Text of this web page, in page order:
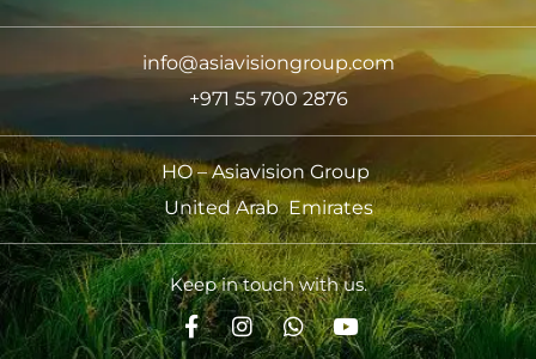
info@asiavisiongroup.com
+971 55 700 2876
HO – Asiavision Group
United Arab Emirates
Keep in touch with us.